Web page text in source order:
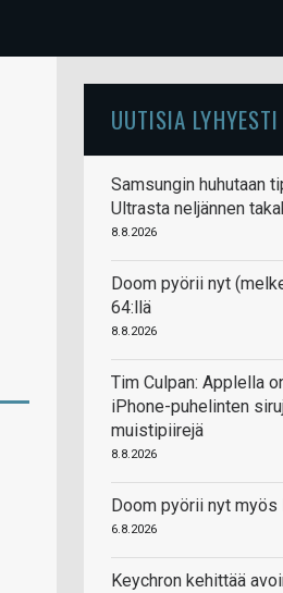
UUTISIA LYHYESTI
Samsungin huhutaan
Ultrasta neljännen
8.8.2026
Doom pyörii nyt
64:llä
8.8.2026
Tim Culpan: Applella
iPhone-puhelinten
muistipiirejä
8.8.2026
Doom pyörii nyt
6.8.2026
Keychron kehittää